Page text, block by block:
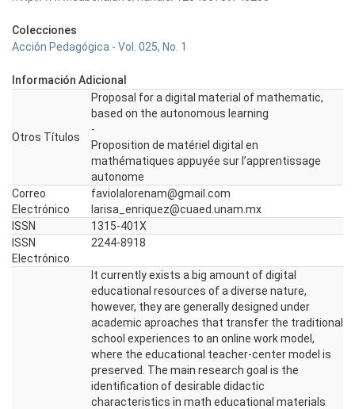
Colecciones
Acción Pedagógica - Vol. 025, No. 1
Información Adicional
Otros Títulos
Proposal for a digital material of mathematic,
based on the autonomous learning
-
Proposition de matériel digital en
mathématiques appuyée sur l’apprentissage
autonome
Correo
Electrónico
faviolalorenam@gmail.com
larisa_enriquez@cuaed.unam.mx
ISSN
1315-401X
ISSN
Electrónico
2244-8918
It currently exists a big amount of digital
educational resources of a diverse nature,
however, they are generally designed under
academic aproaches that transfer the traditional
school experiences to an online work model,
where the educational teacher-center model is
preserved. The main research goal is the
identification of desirable didactic
characteristics in math educational materials